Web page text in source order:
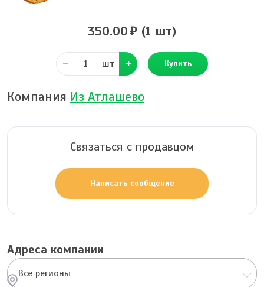
350.00 (1 шт)
шт Купить
Компания Из Атлашево
Связаться с продавцом
Написать сообщение
Адреса компании
Все регионы